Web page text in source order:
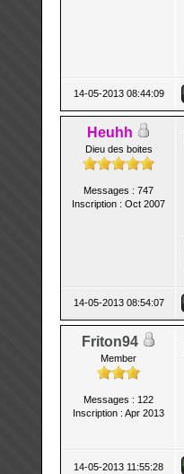
14-05-2013 08:44:09
Heuhh
Dieu des boites
Messages : 747
Inscription : Oct 2007
14-05-2013 08:54:07
Friton94
Member
Messages : 122
Inscription : Apr 2013
14-05-2013 11:55:28